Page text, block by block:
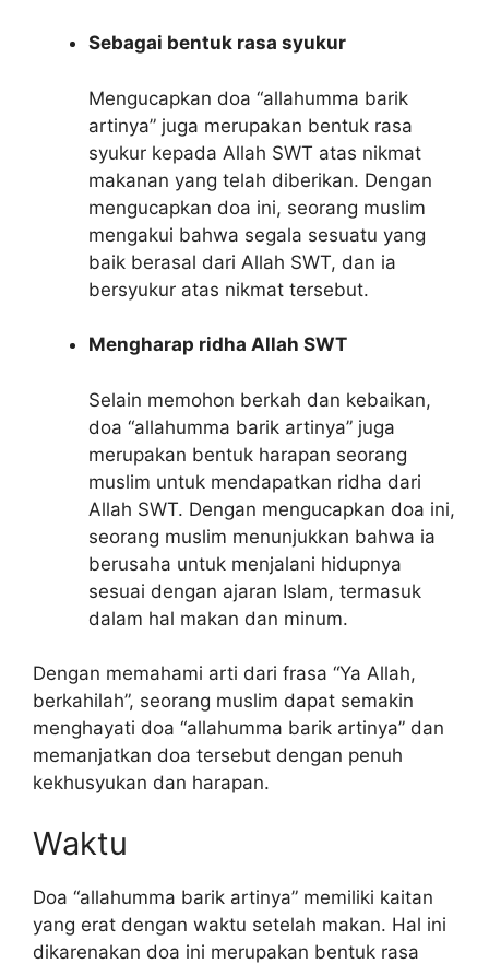
Sebagai bentuk rasa syukur
Mengucapkan doa “allahumma barik
artinya” juga merupakan bentuk rasa
syukur kepada Allah SWT atas nikmat
makanan yang telah diberikan. Dengan
mengucapkan doa ini, seorang muslim
mengakui bahwa segala sesuatu yang
baik berasal dari Allah SWT, dan ia
bersyukur atas nikmat tersebut.
Mengharap ridha Allah SWT
Selain memohon berkah dan kebaikan,
doa “allahumma barik artinya” juga
merupakan bentuk harapan seorang
muslim untuk mendapatkan ridha dari
Allah SWT. Dengan mengucapkan doa ini,
seorang muslim menunjukkan bahwa ia
berusaha untuk menjalani hidupnya
sesuai dengan ajaran Islam, termasuk
dalam hal makan dan minum.
Dengan memahami arti dari frasa “Ya Allah,
berkahilah”, seorang muslim dapat semakin
menghayati doa “allahumma barik artinya” dan
memanjatkan doa tersebut dengan penuh
kekhusyukan dan harapan.
Waktu
Doa “allahumma barik artinya” memiliki kaitan
yang erat dengan waktu setelah makan. Hal ini
dikarenakan doa ini merupakan bentuk rasa